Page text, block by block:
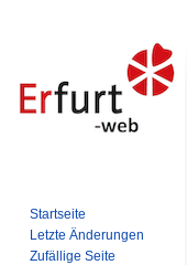
Startseite
Letzte Änderungen
Zufällige Seite